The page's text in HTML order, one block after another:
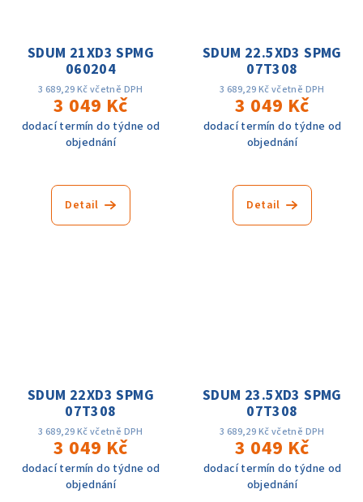
SDUM 21XD3 SPMG
060204
3 689,29 Kč včetně DPH
3 049 Kč
dodací termín do týdne od
objednání
Detail
SDUM 22.5XD3 SPMG
07T308
3 689,29 Kč včetně DPH
3 049 Kč
dodací termín do týdne od
objednání
Detail
SDUM 22XD3 SPMG
07T308
3 689,29 Kč včetně DPH
3 049 Kč
dodací termín do týdne od
objednání
SDUM 23.5XD3 SPMG
07T308
3 689,29 Kč včetně DPH
3 049 Kč
dodací termín do týdne od
objednání